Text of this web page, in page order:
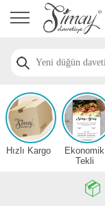
Anasayfa
Davetiye
Nişan
Davetiye
Modelleri
Hızlı Kargo
Ekonomik
Tekli